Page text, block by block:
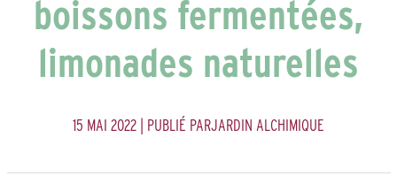
boissons fermentées,
limonades naturelles
15 MAI 2022 | PUBLIÉ PARJARDIN ALCHIMIQUE